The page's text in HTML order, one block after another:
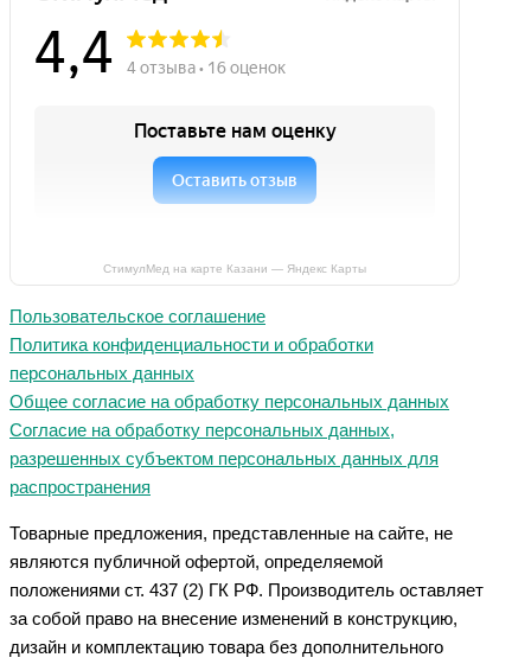
СтимулМед на карте Казани — Яндекс Карты
Пользовательское соглашение
Политика конфиденциальности и обработки
персональных данных
Общее согласие на обработку персональных данных
Согласие на обработку персональных данных,
разрешенных субъектом персональных данных для
распространения
Товарные предложения, представленные на сайте, не
являются публичной офертой, определяемой
положениями ст. 437 (2) ГК РФ. Производитель оставляет
за собой право на внесение изменений в конструкцию,
дизайн и комплектацию товара без дополнительного